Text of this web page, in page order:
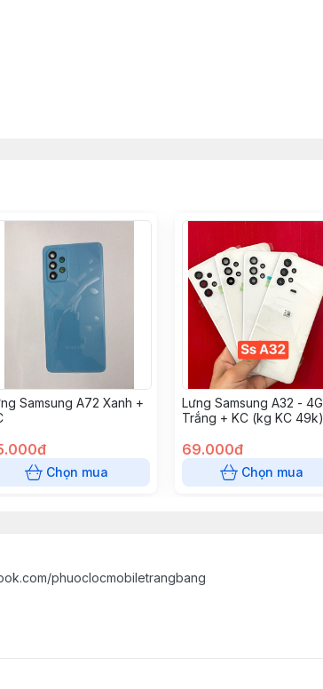
Samsung A72 Xanh +
Chọn mua
Lưng Samsung A32 - 4G
Trắng + KC (kg KC 49k)
69.000đ
Chọn mua
phuoclocmobiletrangbang